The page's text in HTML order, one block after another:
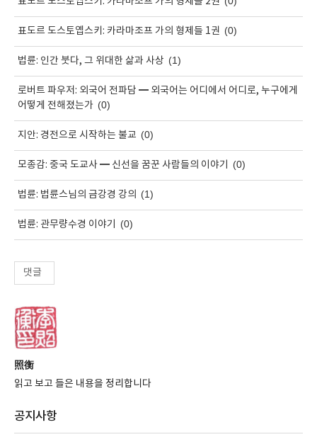
표도르 도스토옙스키: 카라마조프 가의 형제들 1권 (0)
법륜: 인간 붓다, 그 위대한 삶과 사상 (1)
로버트 파우저: 외국어 전파담 ━ 외국어는 어디에서 어디로, 누구에게
어떻게 전해졌는가 (0)
지안: 경전으로 시작하는 불교 (0)
모종감: 중국 도교사 ━ 신선을 꿈꾼 사람들의 이야기 (0)
법륜: 법륜스님의 금강경 강의 (1)
법륜: 관무량수경 이야기 (0)
댓글
照衡
읽고 보고 들은 내용을 정리합니다
공지사항